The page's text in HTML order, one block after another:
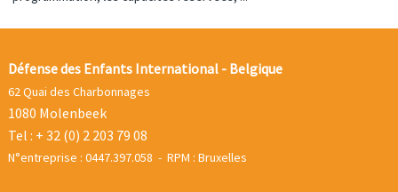
Défense des Enfants International - Belgique
62 Quai des Charbonnages
1080 Molenbeek
Tel : + 32 (0) 2 203 79 08
N°entreprise : 0447.397.058 - RPM : Bruxelles